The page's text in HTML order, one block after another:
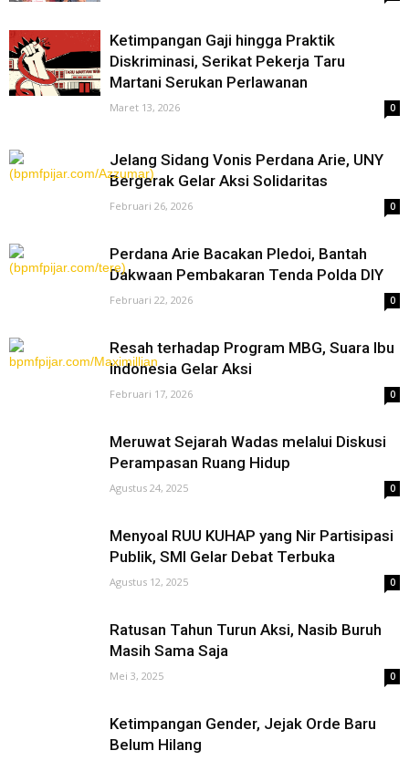
Ketimpangan Gaji hingga Praktik
Diskriminasi, Serikat Pekerja Taru
Martani Serukan Perlawanan
Maret 13, 2026 0
Jelang Sidang Vonis Perdana Arie, UNY
Bergerak Gelar Aksi Solidaritas
Februari 26, 2026 0
Perdana Arie Bacakan Pledoi, Bantah
Dakwaan Pembakaran Tenda Polda DIY
Februari 22, 2026 0
Resah terhadap Program MBG, Suara Ibu
Indonesia Gelar Aksi
Februari 17, 2026 0
Meruwat Sejarah Wadas melalui Diskusi
Perampasan Ruang Hidup
Agustus 24, 2025 0
Menyoal RUU KUHAP yang Nir Partisipasi
Publik, SMI Gelar Debat Terbuka
Agustus 12, 2025 0
Ratusan Tahun Turun Aksi, Nasib Buruh
Masih Sama Saja
Mei 3, 2025 0
Ketimpangan Gender, Jejak Orde Baru
Belum Hilang